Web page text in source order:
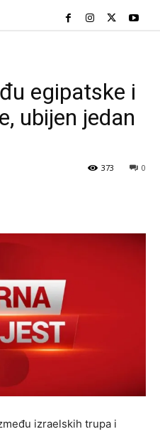
egipatske i
ubijen jedan
0
373
izraelskih trupa i